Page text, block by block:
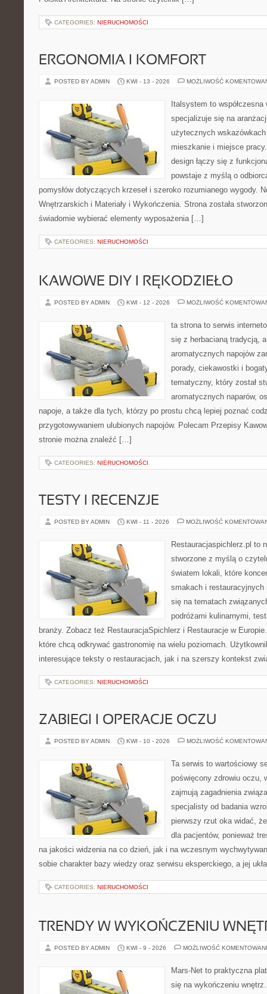
CATEGORIES: NIERUCHOMOŚCI
ERGONOMIA I KOMFORT
POSTED BY ADMIN KWI - 13 - 2026 MOŻLIWOŚĆ
Italsystem to
specjalizuje się na
użytecznych
mieszkanie i miejsce
design łączy się z
powstaje z myślą o
pomysłów dotyczących krzeseł i szeroko rozumianego wygody.
Wnętrzarskich i Materiały i Wykończenia. Strona została
świadomie wybierać elementy wyposażenia […]
CATEGORIES: NIERUCHOMOŚCI
KAWOWE DIY I RĘKODZIEŁO
POSTED BY ADMIN KWI - 12 - 2026 MOŻLIWOŚĆ
ta strona to serwis
się z herbacianą tradycją, a
aromatycznych napojów
porady, ciekawostki i
tematyczny, który został
aromatycznych naparów,
napoje, a także dla tych, którzy po prostu chcą lepiej poznać
przygotowywaniem ulubionych napojów. Polecam Przepisy
stronie można znaleźć […]
CATEGORIES: NIERUCHOMOŚCI
TESTY I RECENZJE
POSTED BY ADMIN KWI - 11 - 2026 MOŻLIWOŚĆ
Restauracjaspichlerz.pl to
stworzone z myślą o
światem lokali, które
smakach i
się na tematach
podróżami kulinarnymi,
branży. Zobacz też RestauracjaSpichlerz i Restauracje w
które chcą odkrywać gastronomię na wielu poziomach.
interesujące teksty o restauracjach, jak i na szerszy kontekst
CATEGORIES: NIERUCHOMOŚCI
ZABIEGI I OPERACJE OCZU
POSTED BY ADMIN KWI - 10 - 2026 MOŻLIWOŚĆ
Ta serwis to wartościowy
poświęcony zdrowiu oczu,
zajmują zagadnienia
specjalisty od badania
pierwszy rzut oka widać,
dla pacjentów, ponieważ
na jakości widzenia na co dzień, jak i na wczesnym
sobie charakter bazy wiedzy oraz serwisu eksperckiego, a jej
CATEGORIES: NIERUCHOMOŚCI
TRENDY W WYKOŃCZENIU
POSTED BY ADMIN KWI - 9 - 2026 MOŻLIWOŚĆ
Mars-Net to praktyczna
się na wykończeniu